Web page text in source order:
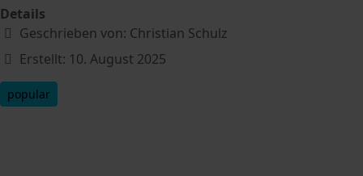
Details
Geschrieben von: Christian Schulz
Erstellt: 10. August 2025
popular